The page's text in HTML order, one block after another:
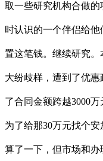
取一些研究机构合做的
时认识的一个伴侣给
置这笔钱。继续研究
大纷歧样，遭到了优
了合同金额跨越3000
为了给那30万元找个
算了一下，但市场和